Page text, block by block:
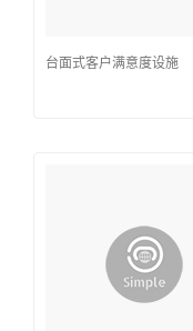
台面式客户满意度设施